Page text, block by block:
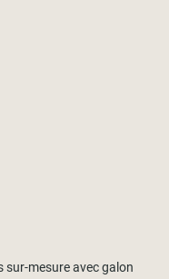
sur-mesure avec galon